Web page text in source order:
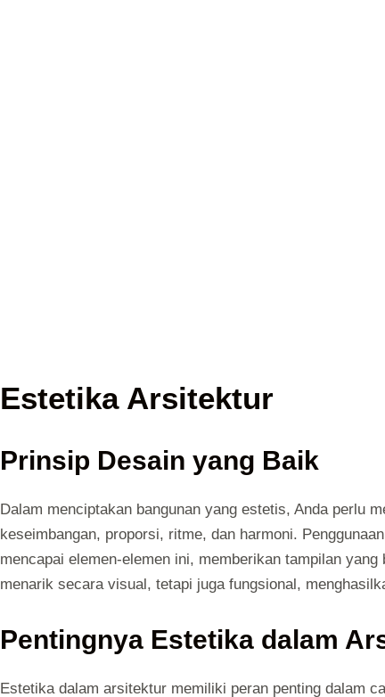
Estetika Arsitektur
Prinsip Desain yang Baik
Dalam menciptakan bangunan yang estetis, Anda perlu
keseimbangan, proporsi, ritme, dan harmoni.
mencapai elemen-elemen ini, memberikan tampilan
menarik secara visual, tetapi juga fungsional,
Pentingnya Estetika dalam
Estetika dalam arsitektur memiliki peran penting dalam